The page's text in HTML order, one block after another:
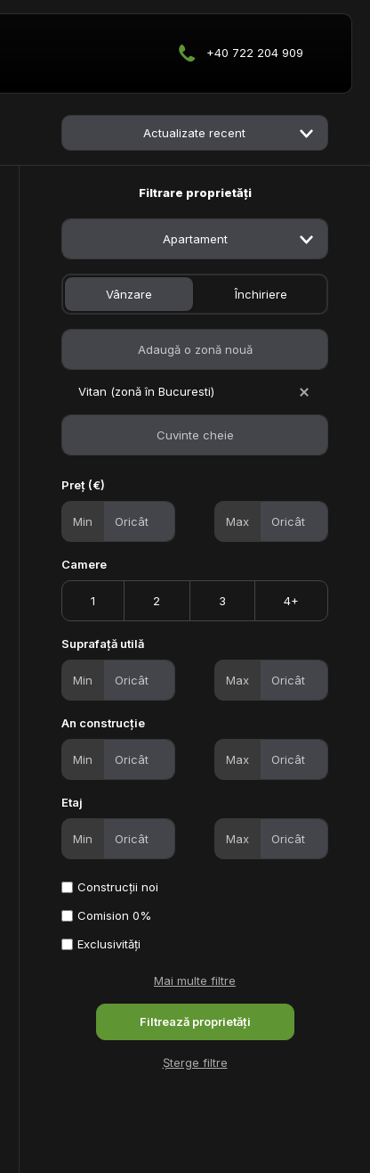
+40 722 204 909
Actualizate recent
Filtrare proprietăți
Apartament
Vânzare Închiriere
Vitan (zonă în Bucuresti)
Preț (€)
Min Max
Camere
1 2 3 4+
Suprafață utilă
Min Max
An construcție
Min Max
Etaj
Min Max
Construcții noi
Comision 0%
Exclusivități
Mai multe filtre
Șterge filtre